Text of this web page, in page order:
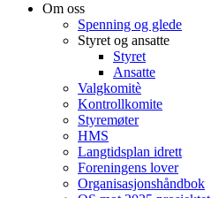
Om oss
Spenning og glede
Styret og ansatte
Styret
Ansatte
Valgkomitè
Kontrollkomite
Styremøter
HMS
Langtidsplan idrett
Foreningens lover
Organisasjonshåndbok